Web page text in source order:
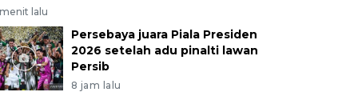
lalu
Persebaya juara Piala Presiden
2026 setelah adu pinalti lawan
Persib
8 jam lalu